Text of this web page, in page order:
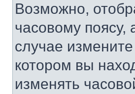
Возможно,
часовому поясу,
случае
котором вы
изменять